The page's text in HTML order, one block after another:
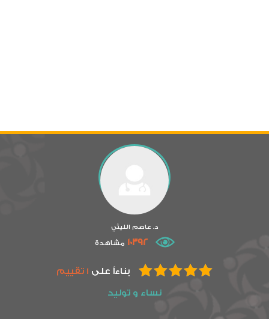
د. عاصم الليثي
10392 مشاهدة
بناءاً على 1 تقييم
نساء و توليد